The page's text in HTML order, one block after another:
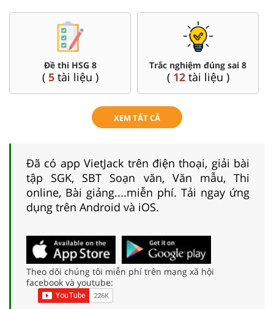
Đề thi HSG 8
( 5tài liệu )
Trắc nghiệm đúng sai 8
( 12tài liệu )
XEM TẤT CẢ
Đã có app VietJack trên điện thoại, giải bài
tập SGK, SBT Soạn văn, Văn mẫu, Thi
online, Bài giảng....miễn phí. Tải ngay ứng
dụng trên Android và iOS.
Theo dõi chúng tôi miễn phí trên mạng xã hội
facebook và youtube: